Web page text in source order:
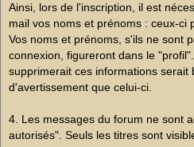
Ainsi, lors de l'inscription, il est
mail vos noms et prénoms : ceux-ci
Vos noms et prénoms, s'ils ne sont
connexion, figureront dans le
supprimerait ces informations serait
d'avertissement que celui-ci.
4. Les messages du forum ne sont
autorisés". Seuls les titres sont